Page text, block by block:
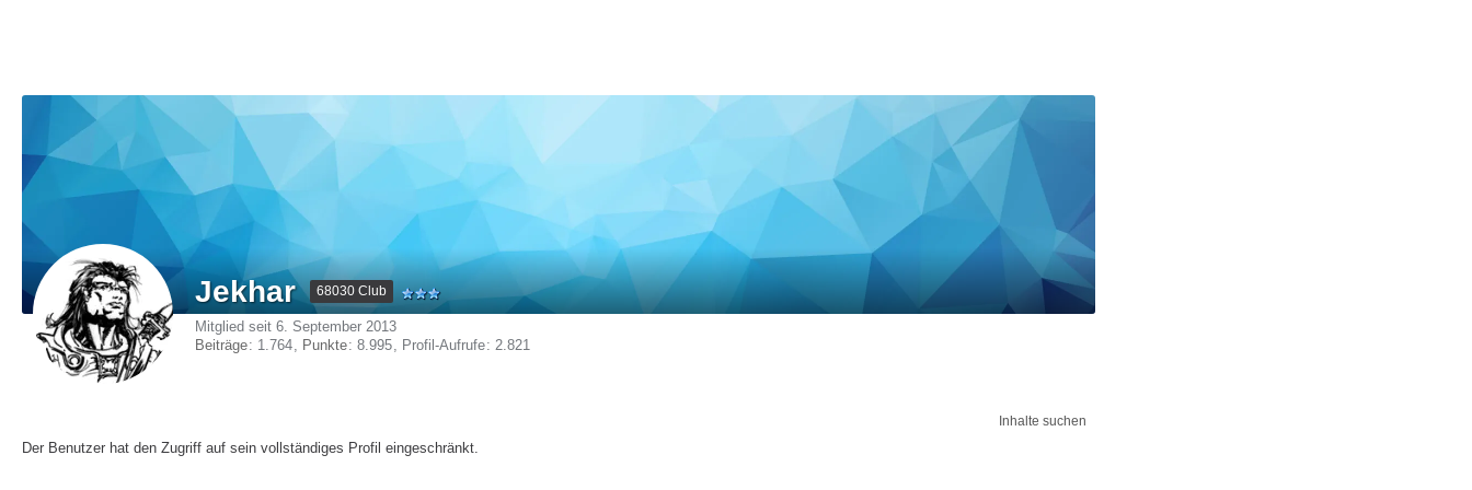
Jekhar 68030 Club
Mitglied seit 6. September 2013
Beiträge
1.764 Punkte 8.995 Profil-Aufrufe 2.821
Inhalte suchen
Der Benutzer hat den Zugriff auf sein vollständiges Profil eingeschränkt.